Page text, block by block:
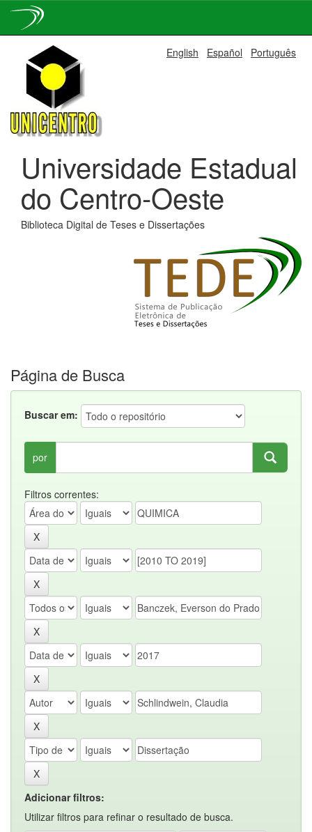
navigation
English Español Português
Universidade Estadual
do Centro-Oeste
Biblioteca Digital de Teses e Dissertações
Página de Busca
Buscar em:
por
Filtros correntes:
Adicionar filtros:
Utilizar filtros para refinar o resultado de busca.